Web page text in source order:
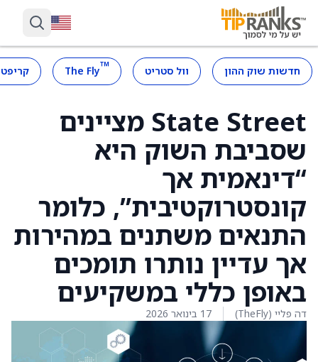
חדשות שוק ההון וול סטריט ™
The Fly
State Street מציינים
שסביבת השוק היא
“דינאמית אך
קונסטרוקטיבית”, כלומר
התנאים משתנים במהירות
אך עדיין נותרו תומכים
באופן כללי במשקיעים
דה פליי (TheFly) 17 בינואר 2026